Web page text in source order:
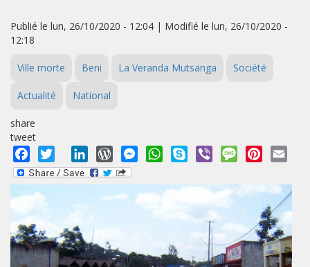
Publié le lun, 26/10/2020 - 12:04 | Modifié le lun, 26/10/2020 -
12:18
Ville morte Beni La Veranda Mutsanga Société
Actualité National
share
tweet
Facebook
Twitter LinkedInWordPressMessengerWhatsApp
Skype Viber MessagePinterest